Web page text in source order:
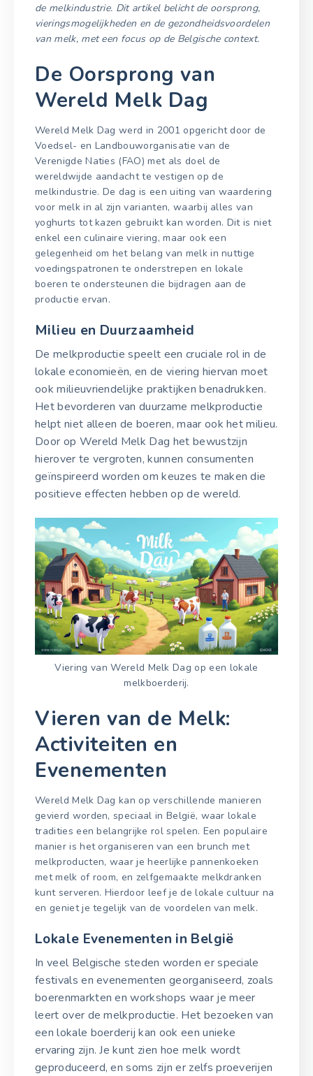
de melkindustrie. Dit artikel belicht de oorsprong,
vieringsmogelijkheden en de gezondheidsvoordelen
van melk, met een focus op de Belgische context.
De Oorsprong van
Wereld Melk Dag
Wereld Melk Dag werd in 2001 opgericht door de
Voedsel- en Landbouworganisatie van de
Verenigde Naties (FAO) met als doel de
wereldwijde aandacht te vestigen op de
melkindustrie. De dag is een uiting van waardering
voor melk in al zijn varianten, waarbij alles van
yoghurts tot kazen gebruikt kan worden. Dit is niet
enkel een culinaire viering, maar ook een
gelegenheid om het belang van melk in nuttige
voedingspatronen te onderstrepen en lokale
boeren te ondersteunen die bijdragen aan de
productie ervan.
Milieu en Duurzaamheid
De melkproductie speelt een cruciale rol in de
lokale economieën, en de viering hiervan moet
ook milieuvriendelijke praktijken benadrukken.
Het bevorderen van duurzame melkproductie
helpt niet alleen de boeren, maar ook het milieu.
Door op Wereld Melk Dag het bewustzijn
hierover te vergroten, kunnen consumenten
geïnspireerd worden om keuzes te maken die
positieve effecten hebben op de wereld.
Viering van Wereld Melk Dag op een lokale
melkboerderij.
Vieren van de Melk:
Activiteiten en
Evenementen
Wereld Melk Dag kan op verschillende manieren
gevierd worden, speciaal in België, waar lokale
tradities een belangrijke rol spelen. Een populaire
manier is het organiseren van een brunch met
melkproducten, waar je heerlijke pannenkoeken
met melk of room, en zelfgemaakte melkdranken
kunt serveren. Hierdoor leef je de lokale cultuur na
en geniet je tegelijk van de voordelen van melk.
Lokale Evenementen in België
In veel Belgische steden worden er speciale
festivals en evenementen georganiseerd, zoals
boerenmarkten en workshops waar je meer
leert over de melkproductie. Het bezoeken van
een lokale boerderij kan ook een unieke
ervaring zijn. Je kunt zien hoe melk wordt
geproduceerd, en soms zijn er zelfs proeverijen